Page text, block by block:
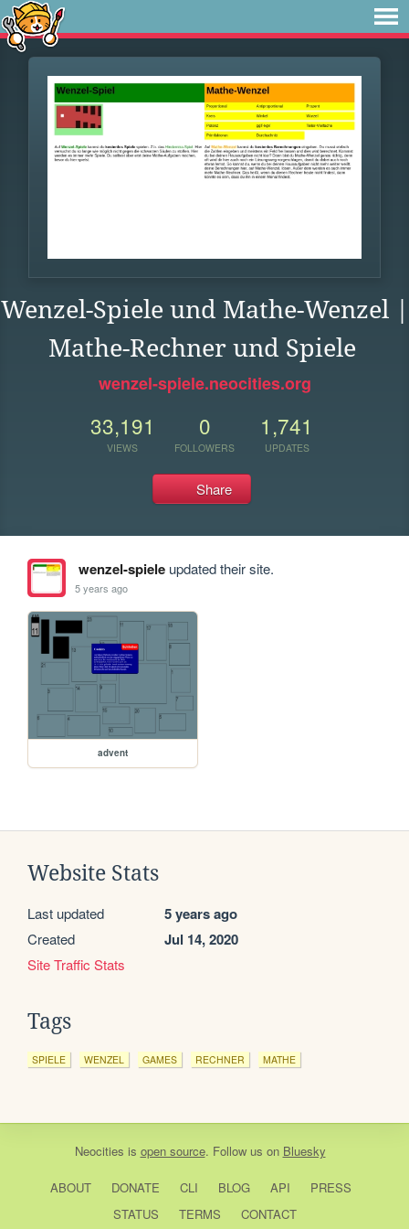
Wenzel-Spiele und Mathe-Wenzel |
Mathe-Rechner und Spiele
wenzel-spiele.neocities.org
33,191
VIEWS
0
FOLLOWERS
1,741
UPDATES
Share
wenzel-spieleupdated their site.
5 years ago
advent
Website Stats
Last updated 5 years ago
Created Jul 14, 2020
Site Traffic Stats
Tags
SPIELE WENZEL GAMES RECHNER MATHE
Neocities is open source. Follow us on Bluesky
ABOUT DONATE CLI BLOG API
PRESS
STATUS
TERMS CONTACT